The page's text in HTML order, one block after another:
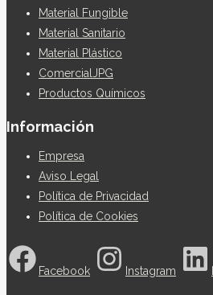
Material Fungible
Material Sanitario
Material Plástico
ComercialJPG
Productos Químicos
Información
Empresa
Aviso Legal
Política de Privacidad
Política de Cookies
Facebook Instagram